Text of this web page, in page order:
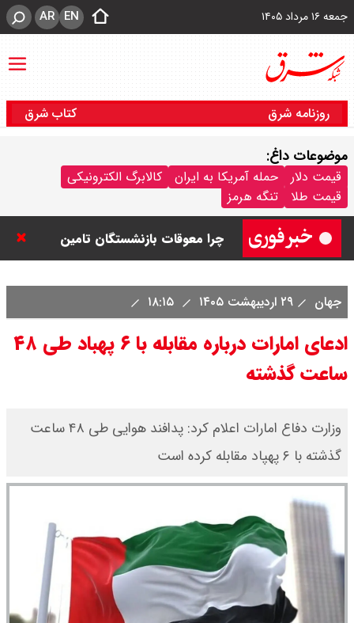
جمعه ۱۶ مرداد ۱۴۰۵ EN
AR
روزنامه شرق کتاب شرق
موضوعات داغ:
قیمت دلار حمله آمریکا به ایران
کالابرگ الکترونیکی
قیمت طلا
تنگه هرمز / نفت صعودی شد + جدول
چرا معوقات بازنشستگان تامین
جزئیات عرضه اولیه احیا در فرابورس
اعلام شد
جمعه ۱۶ مرداد۱۴۰۵ / قیمت بیت
کوین چند؟ + جدول
۱۶مرداد۱۴۰۵ /هر اونس طلا چند ؟ +
جدول
جهان ۲۹ اردیبهشت ۱۴۰۵
ادعای امارات درباره مقابله با ۶ پهباد طی ۴۸
ساعت گذشته
وزارت دفاع امارات اعلام کرد: پدافند هوایی طی ۴۸ ساعت
گذشته با ۶ پهپاد مقابله کرده است